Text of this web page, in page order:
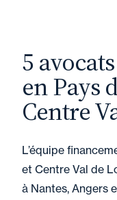
5
en Pays
Centre
L’équipe
et Centre Val de
à Nantes, Angers